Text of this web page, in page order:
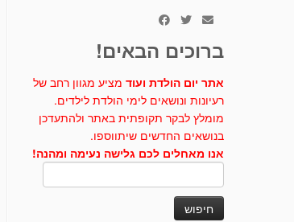
ברוכים הבאים!
אתר יום הולדת ועוד מציע מגוון רחב של
רעיונות ונושאים לימי הולדת לילדים.
מומלץ לבקר תקופתית באתר ולהתעדכן
בנושאים החדשים שיתווספו.
אנו מאחלים לכם גלישה נעימה ומהנה!